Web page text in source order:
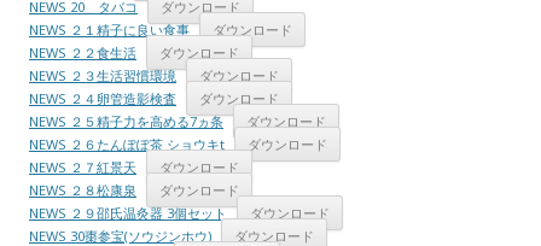
NEWS 20 タバコ
ダウンロード
NEWS ２１精子に良い食事
ダウンロード
NEWS ２２食生活
ダウンロード
NEWS ２３生活習慣環境
ダウンロード
NEWS ２４卵管造影検査
ダウンロード
NEWS ２５精子力を高める7ヵ条
ダウンロード
NEWS ２６たんぽぽ茶 ショウキt
ダウンロード
NEWS ２７紅景天
ダウンロード
NEWS ２８松康泉
ダウンロード
NEWS ２９邵氏温灸器 3個セット
ダウンロード
NEWS 30棗参宝(ソウジンホウ)
ダウンロード